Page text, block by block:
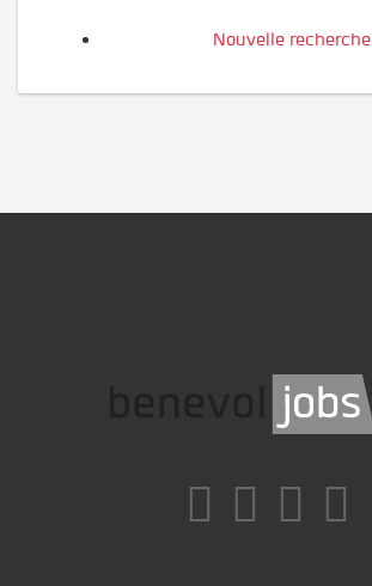
Nouvelle recherche